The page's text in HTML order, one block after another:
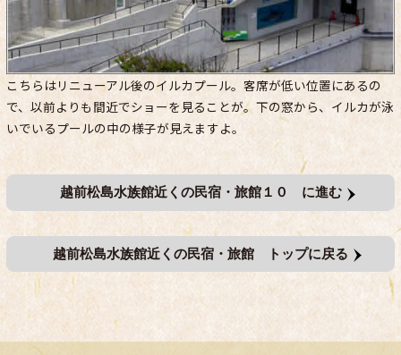
こちらはリニューアル後のイルカプール。客席が低い位置にあるの
で、以前よりも間近でショーを見ることが。下の窓から、イルカが泳
いでいるプールの中の様子が見えますよ。
越前松島水族館近くの民宿・旅館１０ に進む
越前松島水族館近くの民宿・旅館 トップに戻る